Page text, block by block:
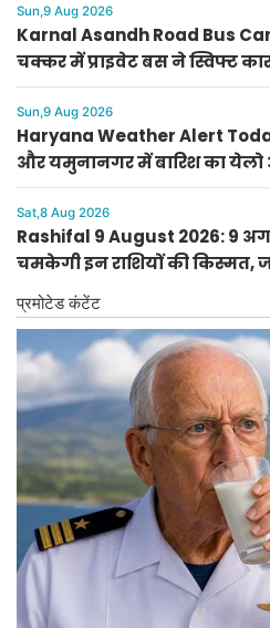
Sun,9 Aug 2026
Karnal Asandh Road Bus
चक्कर में प्राइवेट बस ने स्विफ्ट
Sun,9 Aug 2026
Haryana Weather Alert
और यमुनानगर में बारिश का येलो
Sat,8 Aug 2026
Rashifal 9 August 2026: 9
चमकेगी इन राशियों की किस्मत,
राशिफल